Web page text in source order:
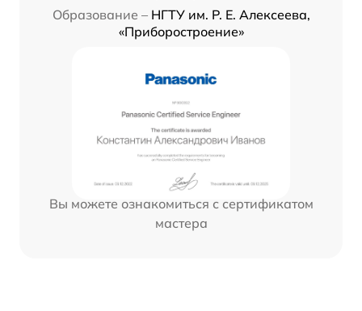
Образование – НГТУ им. Р. Е. Алексеева,
«Приборостроение»
Вы можете ознакомиться с сертификатом
мастера